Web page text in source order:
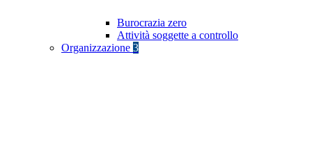
Burocrazia zero
Attività soggette a controllo
Organizzazione 3